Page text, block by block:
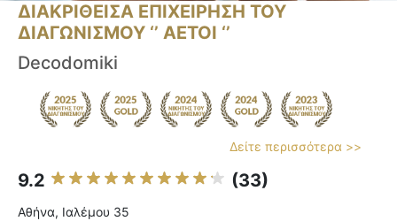
ΔΙΑΚΡΙΘΕΙΣΑ ΕΠΙΧΕΙΡΗΣΗ ΤΟΥ
ΔΙΑΓΩΝΙΣΜΟΥ ‘’ ΑΕΤΟΙ ‘’
Decodomiki
Δείτε περισσότερα >>
9.2 (33)
Αθήνα, Ιαλέμου 35